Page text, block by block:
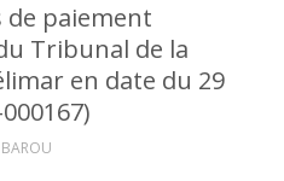
de paiement
Tribunal de la
en date du 29
BAROU